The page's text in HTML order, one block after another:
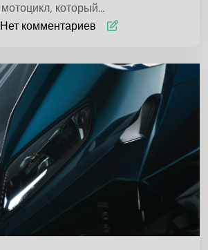
мотоцикл, который…
Нет комментариев